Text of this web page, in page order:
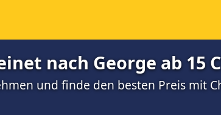
nach George ab 15
und finde den besten Preis mit